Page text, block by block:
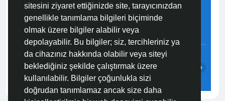
sitesini ziyaret ettiğinizde site, tarayıcınızdan
genellikle tanımlama bilgileri biçiminde
olmak üzere bilgiler alabilir veya
depolayabilir. Bu bilgiler; siz, tercihleriniz ya
da cihazınız hakkında olabilir veya siteyi
beklediğiniz şekilde çalıştırmak üzere
kullanılabilir. Bilgiler çoğunlukla sizi
doğrudan tanımlamaz ancak size daha
24°C
2.8 m/s 91%
07:00
24°C
08:00
25°C
09:00
27°C
10:00
28°C
11:00
‹ ›